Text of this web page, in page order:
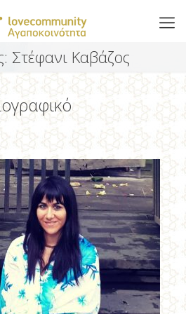
Στέφανι Καβάζος